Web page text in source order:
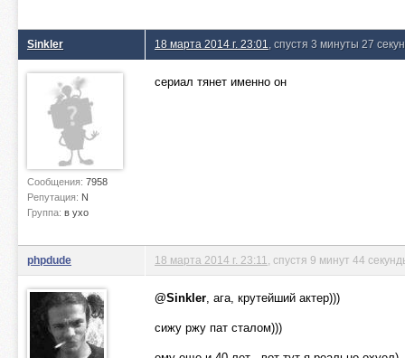
Sinkler
Сообщения: 7958
Репутация: N
Группа: в ухо
18 марта 2014 г. 23:01 , спустя 3 минуты 27
сериал тянет именно он
phpdude 18 марта 2014 г. 23:11 , спустя 9 минут 44
@Sinkler, ага, крутейший актер)))
сижу ржу пат сталом)))